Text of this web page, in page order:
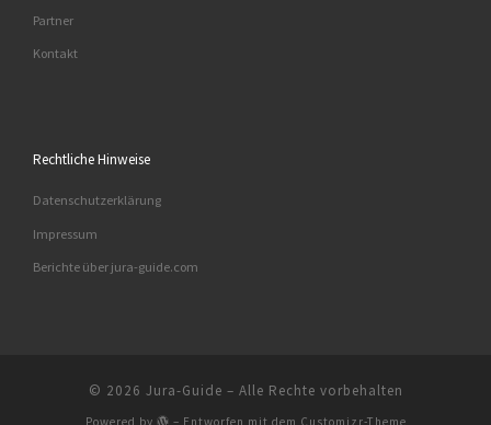
Partner
Kontakt
Rechtliche Hinweise
Datenschutzerklärung
Impressum
Berichte über jura-guide.com
© 2026 Jura-Guide – Alle Rechte vorbehalten
Powered by – Entworfen mit dem Customizr-Theme